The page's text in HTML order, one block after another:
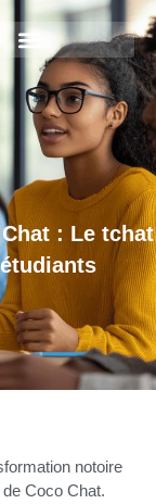
: Le tchat
notoire
Coco Chat.